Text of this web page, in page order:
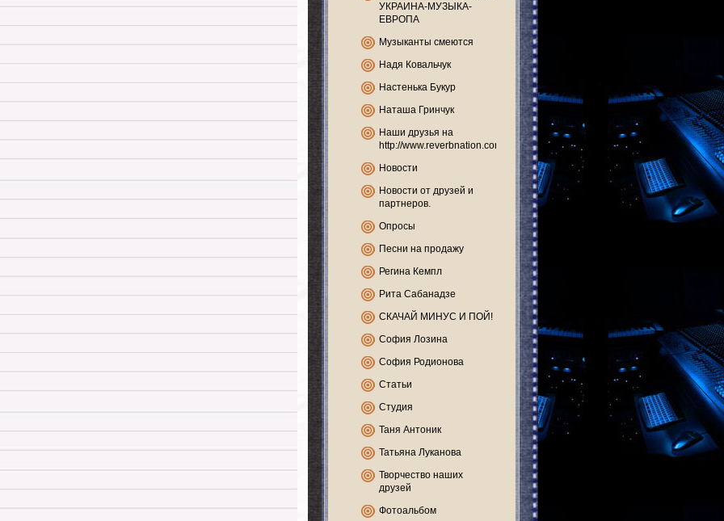
УКРАИНА-МУЗЫКА-
ЕВРОПА
Музыканты смеются
Надя Ковальчук
Настенька Букур
Наташа Гринчук
Наши друзья на
http://www.reverbnation.com
Новости
Новости от друзей и
партнеров.
Опросы
Песни на продажу
Регина Кемпл
Рита Сабанадзе
СКАЧАЙ МИНУС И ПОЙ!
София Лозина
София Родионова
Статьи
Студия
Таня Антоник
Татьяна Луканова
Творчество наших
друзей
Фотоальбом